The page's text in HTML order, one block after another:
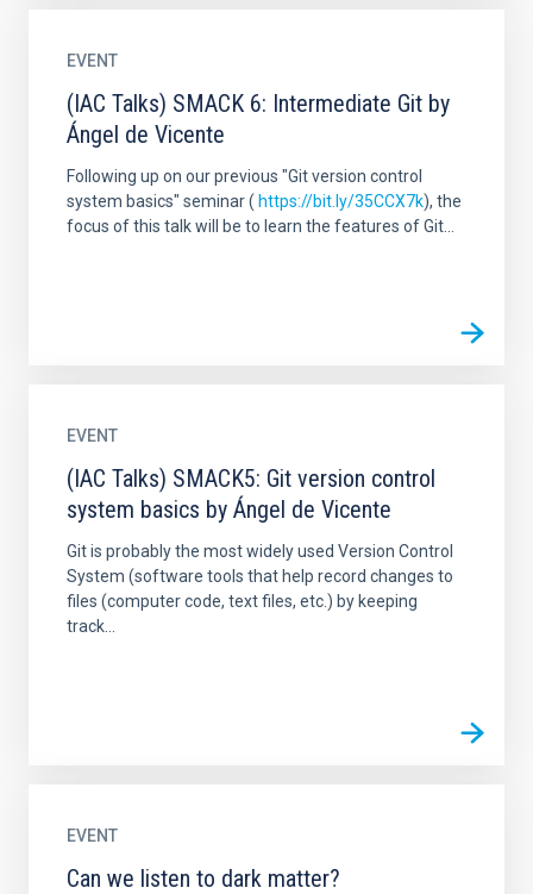
EVENT
(IAC Talks) SMACK 6: Intermediate Git by
Ángel de Vicente
Following up on our previous "Git version control
system basics" seminar ( https://bit.ly/35CCX7k), the
focus of this talk will be to learn the features of Git...
EVENT
(IAC Talks) SMACK5: Git version control
system basics by Ángel de Vicente
Git is probably the most widely used Version Control
System (software tools that help record changes to
files (computer code, text files, etc.) by keeping
track...
EVENT
Can we listen to dark matter?